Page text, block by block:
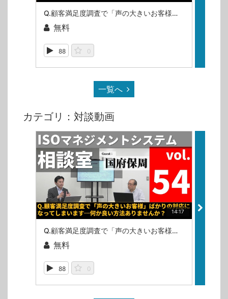
Q.顧客満足度調査で「声の大きいお客様」ばかりの対応になってしまいます…何か良い方法ありませんか？（ISOマネジメントシステム相談室・第54回）
無料
88 0
一覧へ
カテゴリ：対談動画
14:17
Q.顧客満足度調査で「声の大きいお客様」ばかりの対応になってしまいます…何か良い方法ありませんか？（ISOマネジメントシステム相談室・第54回）
無料
88 0